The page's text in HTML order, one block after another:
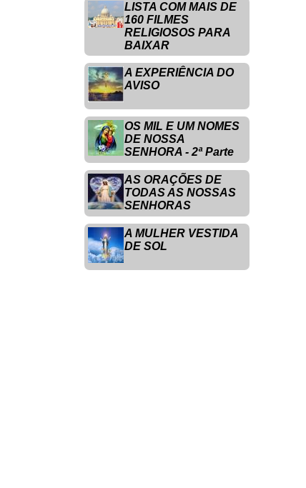
LISTA COM MAIS DE
160 FILMES
RELIGIOSOS PARA
BAIXAR
A EXPERIÊNCIA DO
AVISO
OS MIL E UM NOMES
DE NOSSA
SENHORA - 2ª Parte
AS ORAÇÕES DE
TODAS AS NOSSAS
SENHORAS
A MULHER VESTIDA
DE SOL